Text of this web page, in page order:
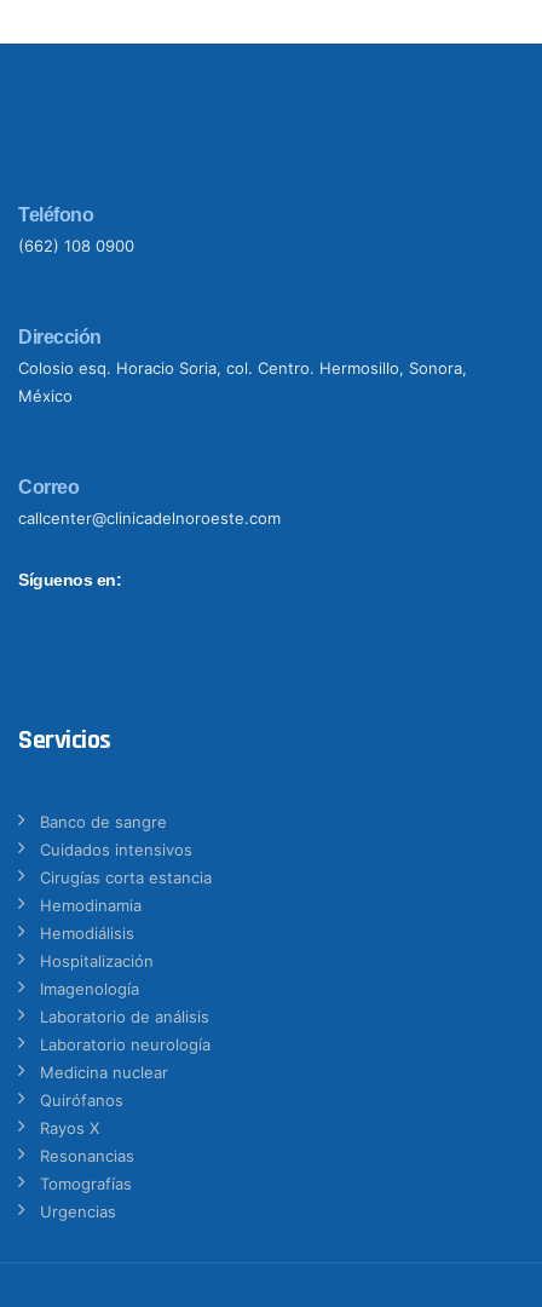
Teléfono
(662) 108 0900
Dirección
Colosio esq. Horacio Soria, col. Centro. Hermosillo, Sonora,
México
Correo
callcenter@clinicadelnoroeste.com
Síguenos en:
Servicios
Banco de sangre
Cuidados intensivos
Cirugías corta estancia
Hemodinamia
Hemodiálisis
Hospitalización
Imagenología
Laboratorio de análisis
Laboratorio neurología
Medicina nuclear
Quirófanos
Rayos X
Resonancias
Tomografías
Urgencias